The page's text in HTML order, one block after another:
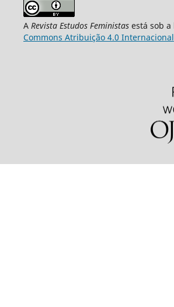
A Revista Estudos Feministasestá sob a
Commons Atribuição 4.0 Internacional